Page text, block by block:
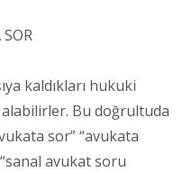
kaldıkları hukuki
Bu doğrultuda
sor” “avukata
avukat soru